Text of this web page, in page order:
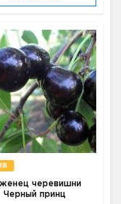
черевишни
Черный принц